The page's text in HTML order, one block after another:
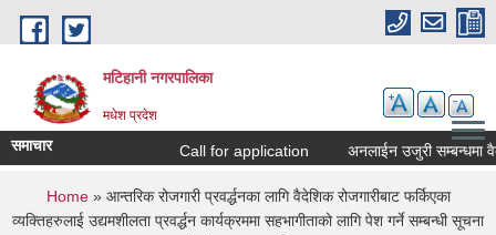
Skip to main content
मटिहानी नगरपालिका
मधेश प्रदेश
समाचार Call for application अनलाईन उजुरी सम्बन्धमा
You are here
Home» आन्तरिक रोजगारी प्रवर्द्धनका लागि वैदेशिक रोजगारीबाट फर्किएका
व्यक्तिहरुलाई उद्यमशीलता प्रवर्द्धन कार्यक्रममा सहभागीताको लागि पेश गर्ने सम्बन्धी सूचना